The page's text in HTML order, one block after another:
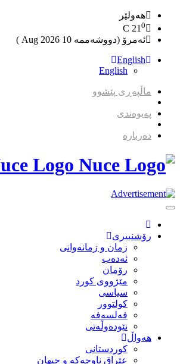
هەولێر
21 0
ئەمرۆ (دووشەممە 10 2026 Aug )
English
English
ماڵپەڕی پێشوو
پەیوەندی
دەربارە
Logo
Toggle
Navigation
رۆشنبیری
زمان و زمانه‌وانی
ئەدەب
رۆمان
مێژووى کورد
سیاسى
کولتوور
فەلسەفە
نێودەوڵەتی
هەواڵ
کوردستانی
عێراق ناوچەکە و جیهان